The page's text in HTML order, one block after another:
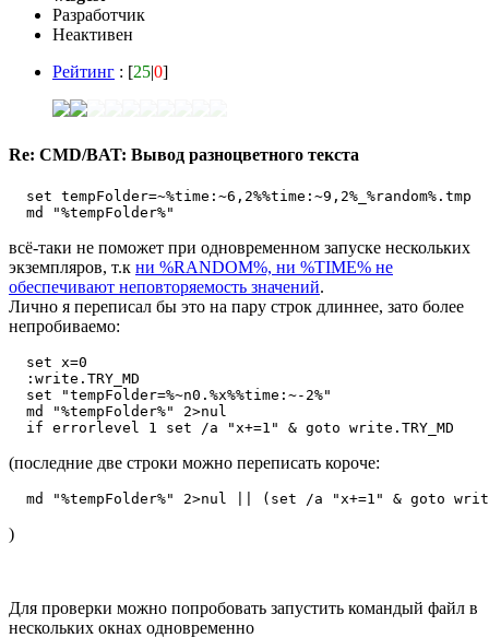
Разработчик
Неактивен
Рейтинг : [25|0]
Re: CMD/BAT: Вывод разноцветного текста
  set tempFolder=~%time:~6,2%%time:~9,2%_%random%.tmp
  md "%tempFolder%"
всё-таки не поможет при одновременном запуске нескольких
экземпляров, т.к ни %RANDOM%, ни %TIME% не
обеспечивают неповторяемость значений.
Лично я переписал бы это на пару строк длиннее, зато более
непробиваемо:
  set x=0
  :write.TRY_MD
  set "tempFolder=%~n0.%x%%time:~-2%"
  md "%tempFolder%" 2>nul
  if errorlevel 1 set /a "x+=1" & goto write.TRY_MD
(последние две строки можно переписать короче:
md "%tempFolder%" 2>nul || (set /a "x+=1" & goto
)
Для проверки можно попробовать запустить командый файл в
нескольких окнах одновременно